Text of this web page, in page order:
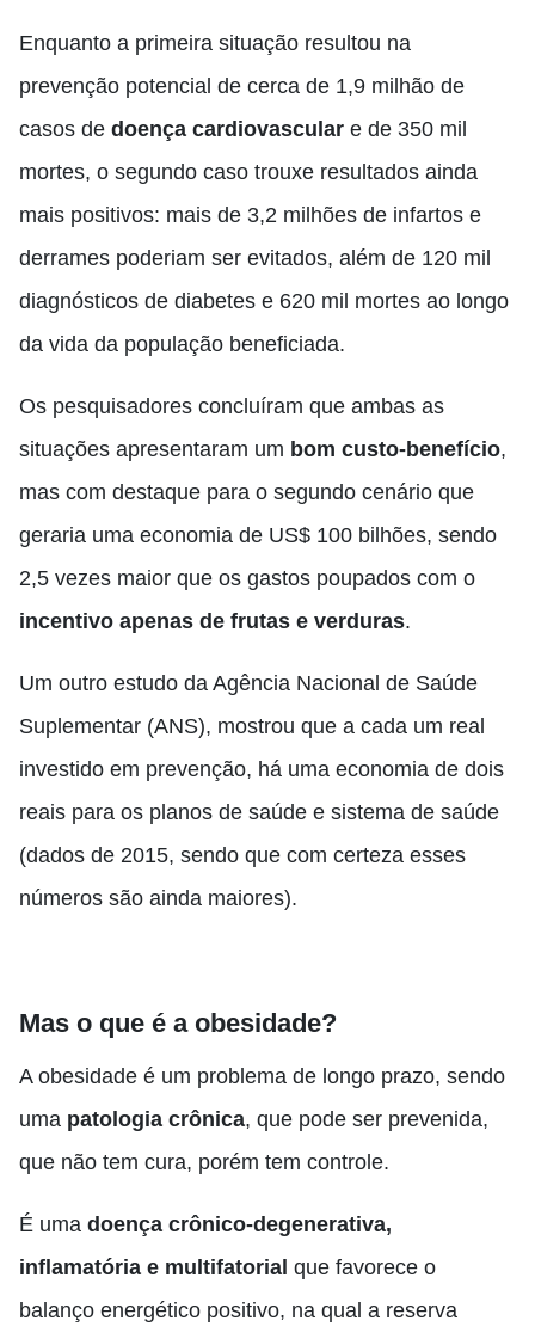
Enquanto a primeira situação resultou na
prevenção potencial de cerca de 1,9 milhão de
casos de doença cardiovascular e de 350 mil
mortes, o segundo caso trouxe resultados ainda
mais positivos: mais de 3,2 milhões de infartos e
derrames poderiam ser evitados, além de 120 mil
diagnósticos de diabetes e 620 mil mortes ao longo
da vida da população beneficiada.
Os pesquisadores concluíram que ambas as
situações apresentaram um bom custo-benefício,
mas com destaque para o segundo cenário que
geraria uma economia de US$ 100 bilhões, sendo
2,5 vezes maior que os gastos poupados com o
incentivo apenas de frutas e verduras.
Um outro estudo da Agência Nacional de Saúde
Suplementar (ANS), mostrou que a cada um real
investido em prevenção, há uma economia de dois
reais para os planos de saúde e sistema de saúde
(dados de 2015, sendo que com certeza esses
números são ainda maiores).
Mas o que é a obesidade?
A obesidade é um problema de longo prazo, sendo
uma patologia crônica, que pode ser prevenida,
que não tem cura, porém tem controle.
É uma doença crônico-degenerativa,
inflamatória e multifatorial que favorece o
balanço energético positivo, na qual a reserva